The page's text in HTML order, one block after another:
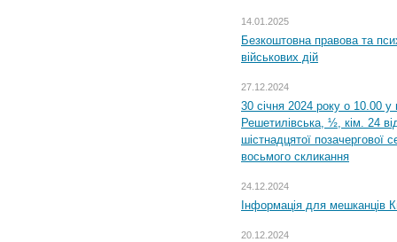
14.01.2025
Безкоштовна правова та
військових дій
27.12.2024
30 січня 2024 року о 10.00 у
Решетилівська, ½, кім. 24
шістнадцятої позачергової
восьмого скликання
24.12.2024
Інформація для мешканців
20.12.2024